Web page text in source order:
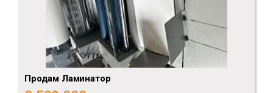
Продам Ламинатор